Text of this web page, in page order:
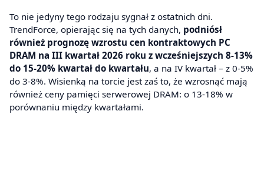
To nie jedyny tego rodzaju sygnał z ostatnich dni.
TrendForce, opierając się na tych danych, podniósł
również prognozę wzrostu cen kontraktowych PC
DRAM na III kwartał 2026 roku z wcześniejszych 8-13%
do 15-20% kwartał do kwartału, a na IV kwartał – z 0-5%
do 3-8%. Wisienką na torcie jest zaś to, że wzrosnąć mają
również ceny pamięci serwerowej DRAM: o 13-18% w
porównaniu między kwartałami.